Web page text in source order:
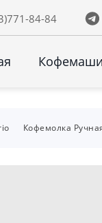
84-84
Кофемолка